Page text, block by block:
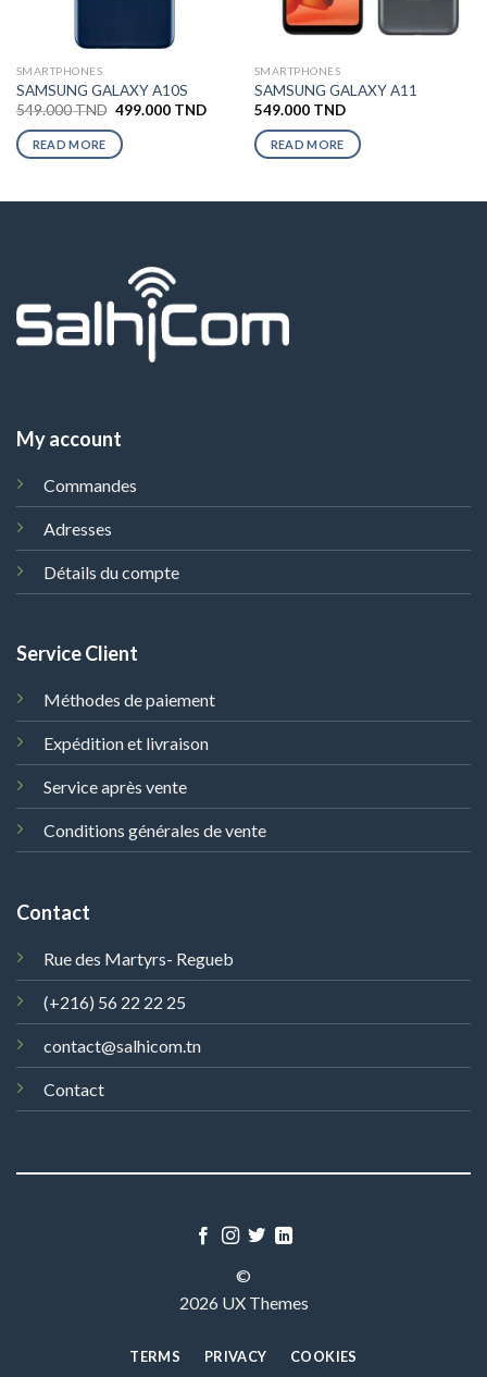
SMARTPHONES
SAMSUNG GALAXY A10S
549.000TND 499.000 TND
READ MORE
SMARTPHONES
SAMSUNG GALAXY A11
549.000 TND
READ MORE
My account
Commandes
Adresses
Détails du compte
Service Client
Méthodes de paiement
Expédition et livraison
Service après vente
Conditions générales de vente
Contact
Rue des Martyrs- Regueb
(+216) 56 22 22 25
contact@salhicom.tn
Contact
©
2026 UX Themes
TERMS PRIVACY COOKIES